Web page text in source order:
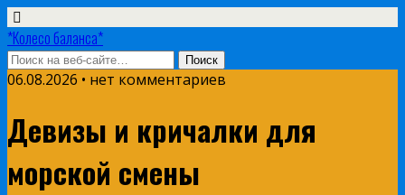
*Колесо баланса*
06.08.2026 • нет комментариев
Девизы и кричалки для
морской смены